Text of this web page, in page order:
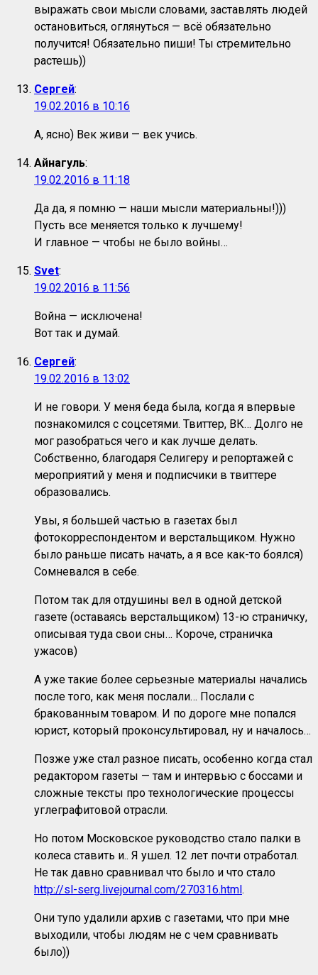
выражать свои мысли словами, заставлять людей
остановиться, оглянуться — всё обязательно
получится! Обязательно пиши! Ты стремительно
растешь))
Сергей:
19.02.2016 в 10:16
А, ясно) Век живи — век учись.
Айнагуль:
19.02.2016 в 11:18
Да да, я помню — наши мысли материальны!)))
Пусть все меняется только к лучшему!
И главное — чтобы не было войны…
Svet:
19.02.2016 в 11:56
Война — исключена!
Вот так и думай.
Сергей:
19.02.2016 в 13:02
И не говори. У меня беда была, когда я впервые
познакомился с соцсетями. Твиттер, ВК… Долго не
мог разобраться чего и как лучше делать.
Собственно, благодаря Селигеру и репортажей с
мероприятий у меня и подписчики в твиттере
образовались.
Увы, я большей частью в газетах был
фотокорреспондентом и верстальщиком. Нужно
было раньше писать начать, а я все как-то боялся)
Сомневался в себе.
Потом так для отдушины вел в одной детской
газете (оставаясь верстальщиком) 13-ю страничку,
описывая туда свои сны… Короче, страничка
ужасов)
А уже такие более серьезные материалы начались
после того, как меня послали… Послали с
бракованным товаром. И по дороге мне попался
юрист, который проконсультировал, ну и началось…
Позже уже стал разное писать, особенно когда стал
редактором газеты — там и интервью с боссами и
сложные тексты про технологические процессы
углеграфитовой отрасли.
Но потом Московское руководство стало палки в
колеса ставить и.. Я ушел. 12 лет почти отработал.
Не так давно сравнивал что было и что стало
http://sl-serg.livejournal.com/270316.html.
Они тупо удалили архив с газетами, что при мне
выходили, чтобы людям не с чем сравнивать
было))